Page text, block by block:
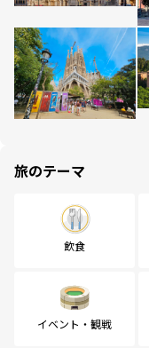
旅のテーマ
飲食
イベント・観戦